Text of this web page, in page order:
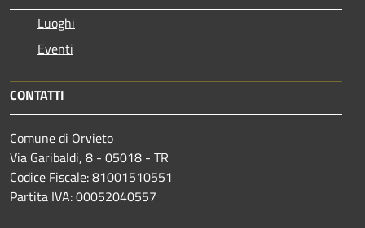
Luoghi
Eventi
CONTATTI
Comune di Orvieto
Via Garibaldi, 8 - 05018 - TR
Codice Fiscale: 81001510551
Partita IVA: 00052040557